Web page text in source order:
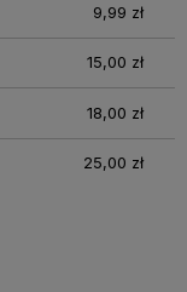
9,99 zł
15,00 zł
18,00 zł
25,00 zł